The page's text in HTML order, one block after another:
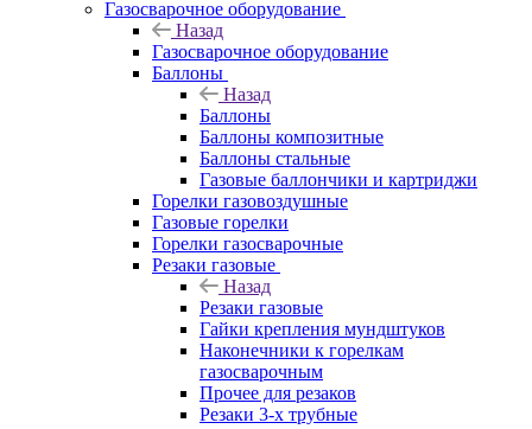
Газосварочное оборудование
Назад
Газосварочное оборудование
Баллоны
Назад
Баллоны
Баллоны композитные
Баллоны стальные
Газовые баллончики и картриджи
Горелки газовоздушные
Газовые горелки
Горелки газосварочные
Резаки газовые
Назад
Резаки газовые
Гайки крепления мундштуков
Наконечники к горелкам
газосварочным
Прочее для резаков
Резаки 3-х трубные